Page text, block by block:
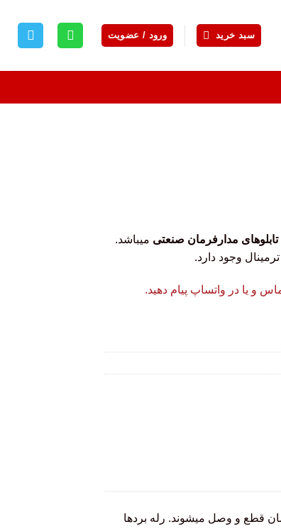
سبد خرید ورود / عضویت
تابلوهای مدارفرمان صنعتی میباشد.
وجود دارد.
و یا در واتساپ پیام دهید.
قطع و وصل میشوند. رله بردها